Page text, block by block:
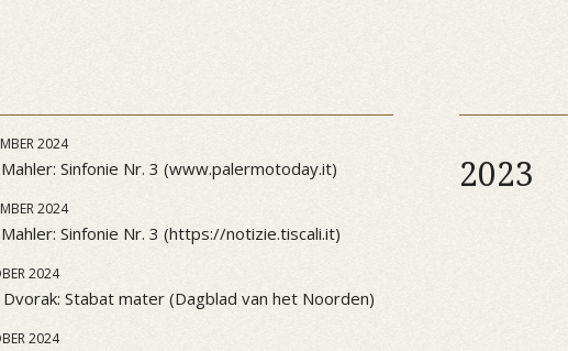
2024
Sinfonie Nr. 3 (www.palermotoday.it)
2024
Sinfonie Nr. 3 (https://notizie.tiscali.it)
2024
Dvorak: Stabat mater (Dagblad van het Noorden)
2024
2023